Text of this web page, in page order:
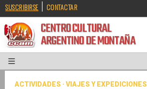
SUSCRIBIRSE | CONTACTAR
CENTRO CULTURAL
ARGENTINO DE MONTAÑA
ACTIVIDADES · VIAJES Y EXPEDICIONES